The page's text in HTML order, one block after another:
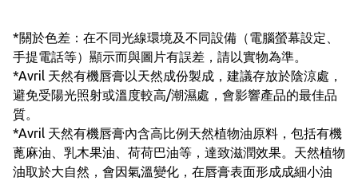
*關於色差：在不同光線環境及不同設備（電腦螢幕設定、
手提電話等）顯示而與圖片有誤差，請以實物為準。
*Avril 天然有機唇膏以天然成份製成，建議存放於陰涼處，
避免受陽光照射或溫度較高/潮濕處，會影響產品的最佳品
質。
*Avril 天然有機唇膏內含高比例天然植物油原料，包括有機
蓖麻油、乳木果油、荷荷巴油等，達致滋潤效果。天然植物
油取於大自然，會因氣溫變化，在唇膏表面形成成細小油